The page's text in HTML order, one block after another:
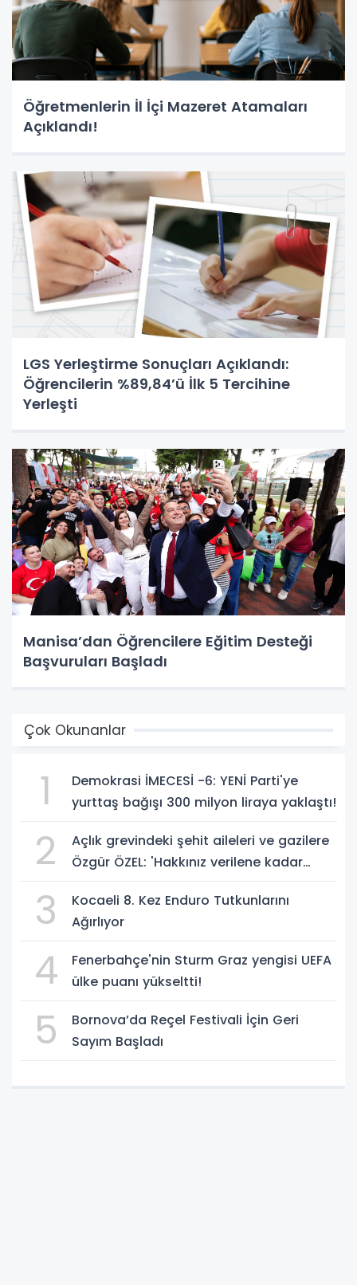
Öğretmenlerin İl İçi Mazeret Atamaları
Açıklandı!
LGS Yerleştirme Sonuçları Açıklandı:
Öğrencilerin %89,84’ü İlk 5 Tercihine
Yerleşti
Manisa’dan Öğrencilere Eğitim Desteği
Başvuruları Başladı
Çok Okunanlar
1
Demokrasi İMECESİ -6: YENİ Parti'ye
yurttaş bağışı 300 milyon liraya yaklaştı!
2
Açlık grevindeki şehit aileleri ve gazilere
Özgür ÖZEL: 'Hakkınız verilene kadar
3
Kocaeli 8. Kez Enduro Tutkunlarını
Ağırlıyor
4
Fenerbahçe'nin Sturm Graz yengisi UEFA
ülke puanı yükseltti!
5
Bornova’da Reçel Festivali İçin Geri
Sayım Başladı